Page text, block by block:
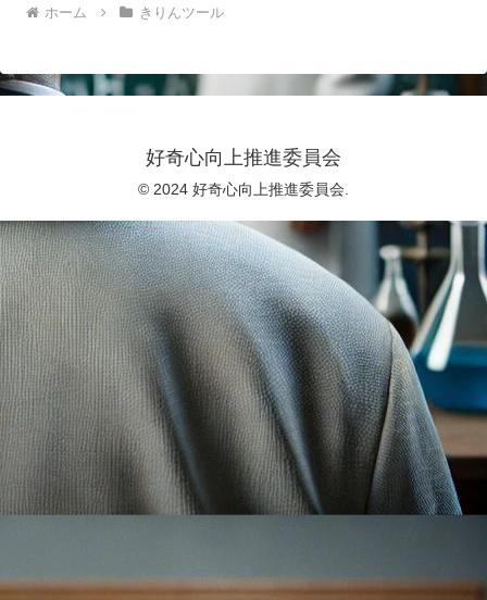
ホーム きりんツール
好奇心向上推進委員会
© 2024 好奇心向上推進委員会.